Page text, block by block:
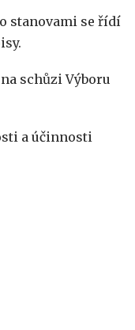
stanovami se řídí
schůzi Výboru
a účinnosti